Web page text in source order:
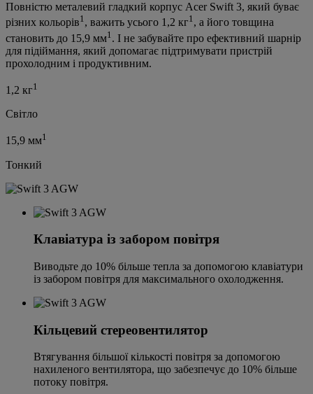
Повністю металевий гладкий корпус Acer Swift 3, який буває
різних кольорів1, важить усього 1,2 кг1, а його товщина
становить до 15,9 мм1 . І не забувайте про ефективний шарнір
для підіймання, який допомагає підтримувати пристрій
прохолодним і продуктивним.
1,2 кг1
Світло
15,9 мм1
Тонкий
Клавіатура із забором повітря
Виводьте до 10% більше тепла за допомогою клавіатури
із забором повітря для максимального охолодження.
Кільцевий стереовентилятор
Втягування більшої кількості повітря за допомогою
нахиленого вентилятора, що забезпечує до 10% більше
потоку повітря.